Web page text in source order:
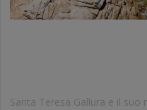
Santa Teresa Gallura e il